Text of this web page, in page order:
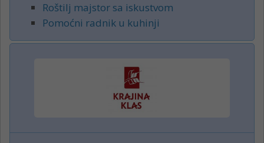
Roštilj majstor sa iskustvom
Pomoćni radnik u kuhinji